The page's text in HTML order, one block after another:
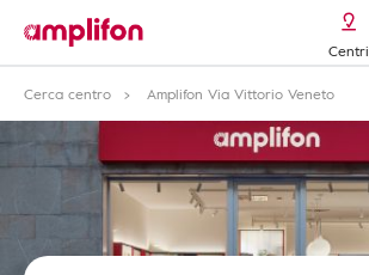
Centri
Cerca centro
Amplifon Via Vittorio Veneto